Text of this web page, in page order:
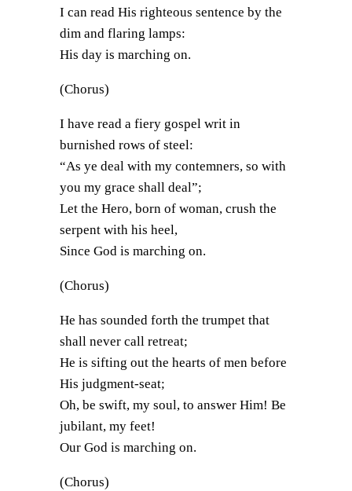
I can read His righteous sentence by the
dim and flaring lamps:
His day is marching on.
(Chorus)
I have read a fiery gospel writ in
burnished rows of steel:
“As ye deal with my contemners, so with
you my grace shall deal”;
Let the Hero, born of woman, crush the
serpent with his heel,
Since God is marching on.
(Chorus)
He has sounded forth the trumpet that
shall never call retreat;
He is sifting out the hearts of men before
His judgment-seat;
Oh, be swift, my soul, to answer Him! Be
jubilant, my feet!
Our God is marching on.
(Chorus)